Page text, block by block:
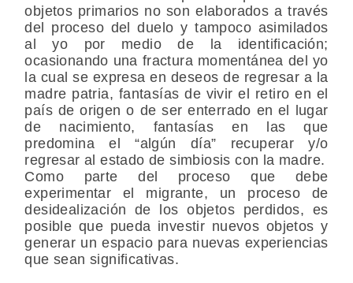
objetos primarios no son elaborados a través
del proceso del duelo y tampoco asimilados
al yo por medio de la identificación;
ocasionando una fractura momentánea del yo
la cual se expresa en deseos de regresar a la
madre patria, fantasías de vivir el retiro en el
país de origen o de ser enterrado en el lugar
de nacimiento, fantasías en las que
predomina el “algún día” recuperar y/o
regresar al estado de simbiosis con la madre.
Como parte del proceso que debe
experimentar el migrante, un proceso de
desidealización de los objetos perdidos, es
posible que pueda investir nuevos objetos y
generar un espacio para nuevas experiencias
que sean significativas.